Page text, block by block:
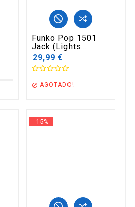
Funko Pop 1501
Jack (Lights...
29,99 €
 AGOTADO!
-15%